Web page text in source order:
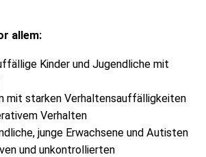
allem:
Kinder und Jugendliche mit
mit starken Verhaltensauffälligkeiten
Verhalten
junge Erwachsene und Autisten
und unkontrollierten